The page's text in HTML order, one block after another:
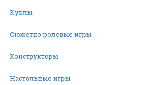
Куклы
Сюжетно-ролевые игры
Конструкторы
Настольные игры